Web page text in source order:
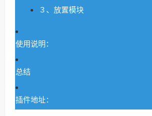
３、放置模块
使用说明：
总结
插件地址：